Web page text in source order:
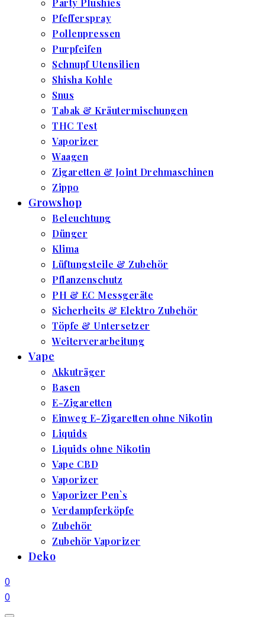
Party Plushies
Pfefferspray
Pollenpressen
Purpfeifen
Schnupf Utensilien
Shisha Kohle
Snus
Tabak & Kräutermischungen
THC Test
Vaporizer
Waagen
Zigaretten & Joint Drehmaschinen
Zippo
Growshop
Beleuchtung
Dünger
Klima
Lüftungsteile & Zubehör
Pflanzenschutz
PH & EC Messgeräte
Sicherheits & Elektro Zubehör
Töpfe & Untersetzer
Weiterverarbeitung
Vape
Akkuträger
Basen
E-Zigaretten
Einweg E-Zigaretten ohne Nikotin
Liquids
Liquids ohne Nikotin
Vape CBD
Vaporizer
Vaporizer Pen`s
Verdampferköpfe
Zubehör
Zubehör Vaporizer
Deko
0
0